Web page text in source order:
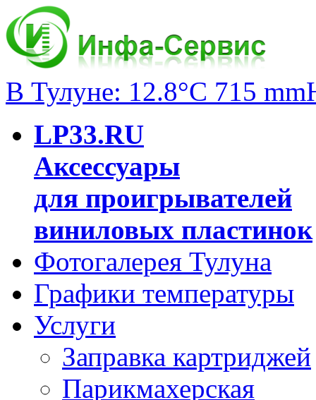
В Тулуне: 12.8°C 715
LP33.RU
Аксессуары
для проигрывателей
виниловых пластинок
Фотогалерея Тулуна
Графики температуры
Услуги
Заправка картриджей
Парикмахерская